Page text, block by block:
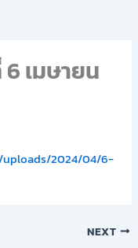
เมษายน
2024/04/6-
NEXT